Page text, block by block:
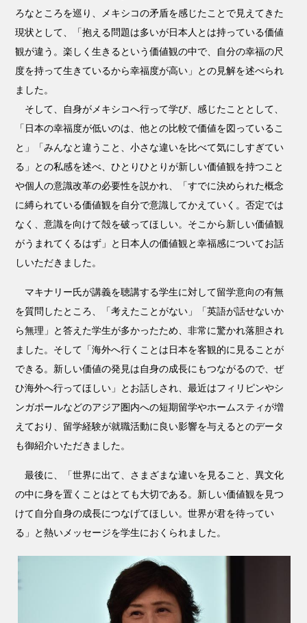
ろなところを巡り、メキシコの矛盾を感じたことで見えてきた
現状として、「抱える問題は多いが日本人とは持っている価値
観が違う。楽しく生きるという価値観の中で、自分の幸福の尺
度を持って生きているから幸福度が高い」との見解を述べられ
ました。
そして、自身がメキシコへ行って学び、感じたこととして、
「日本の幸福度が低いのは、他との比較で価値を図っているこ
と」「みんなと違うこと、小さな違いを比べて気にしすぎてい
る」との私感を述べ、ひとりひとりが新しい価値観を持つこと
や個人の意識改革の必要性を説かれ、「すでに決められた概念
に縛られている価値観を自分で意識してかえていく。否定では
なく、意識を向けて殻を破ってほしい。そこから新しい価値観
がうまれてくるはず」と日本人の価値観と幸福感についてお話
しいただきました。
マキナリー氏が講義を聴講する学生に対して留学意向の有無
を質問したところ、「考えたことがない」「英語が話せないか
ら無理」と答えた学生が多かったため、非常に驚かれ落胆され
ました。そして「海外へ行くことは日本を客観的に見ることが
できる。新しい価値の発見は自身の成長にもつながるので、ぜ
ひ海外へ行ってほしい」とお話しされ、最近はフィリピンやシ
ンガポールなどのアジア圏内への短期留学やホームスティが増
えており、留学経験が就職活動に良い影響を与えるとのデータ
も御紹介いただきました。
最後に、「世界に出て、さまざまな違いを見ること、異文化
の中に身を置くことはとても大切である。新しい価値観を見つ
けて自分自身の成長につなげてほしい。世界が君を待ってい
る」と熱いメッセージを学生におくられました。